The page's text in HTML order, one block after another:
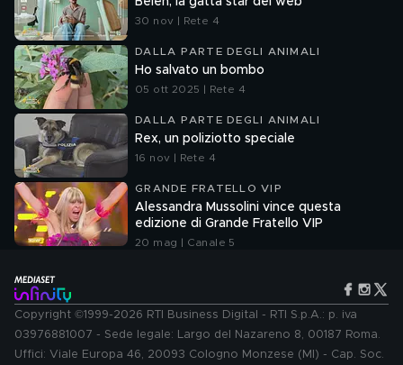
30 nov | Rete 4
DALLA PARTE DEGLI ANIMALI
Ho salvato un bombo
05 ott 2025 | Rete 4
DALLA PARTE DEGLI ANIMALI
Rex, un poliziotto speciale
16 nov | Rete 4
GRANDE FRATELLO VIP
Alessandra Mussolini vince questa
edizione di Grande Fratello VIP
20 mag | Canale 5
Copyright ©1999-2026 RTI Business Digital - RTI S.p.A.: p. iva
03976881007 - Sede legale: Largo del Nazareno 8, 00187 Roma.
Uffici: Viale Europa 46, 20093 Cologno Monzese (MI) - Cap. Soc.